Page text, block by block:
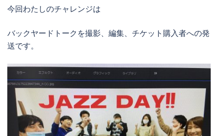
今回わたしのチャレンジは
バックヤードトークを撮影、編集、チケット購入者への発
送です。